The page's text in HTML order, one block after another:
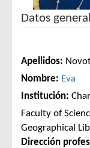
Datos
Apellidos:
Nombre: Eva
Institución:
Faculty of
Geographical
Dirección